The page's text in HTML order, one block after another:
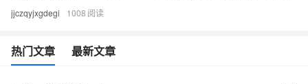
jjczqyjxgdegi 1008
热门文章 最新文章